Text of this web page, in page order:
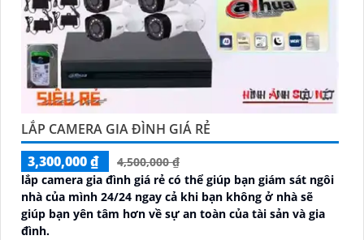
LẮP CAMERA GIA ĐÌNH GIÁ RẺ
3,300,000 ₫
4,500,000 ₫
lắp camera gia đình giá rẻ có thể giúp bạn giám sát ngôi
nhà của mình 24/24 ngay cả khi bạn không ở nhà sẽ
giúp bạn yên tâm hơn về sự an toàn của tài sản và gia
đình.